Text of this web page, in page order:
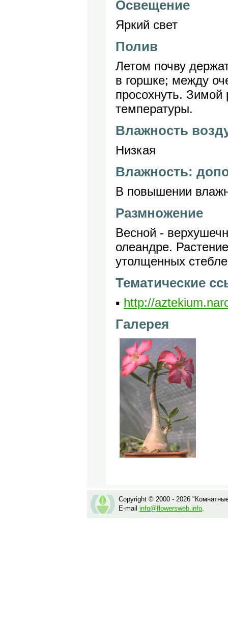
Освещение
Яркий свет
Полив
Летом почву
в горшке; между
просохнуть. Зимой
температуры.
Влажность
Низкая
Влажность:
В повышении
Размножение
Весной -
олеандре.
утолщенных
Тематические
▪ http://
Галерея
Copyright © 2000 - 2026
E-mail info@flowersweb.info.